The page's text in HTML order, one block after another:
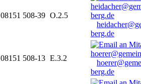
08151 508-39 O.2.5
berg.de
08151 508-13 E.3.2
berg.de